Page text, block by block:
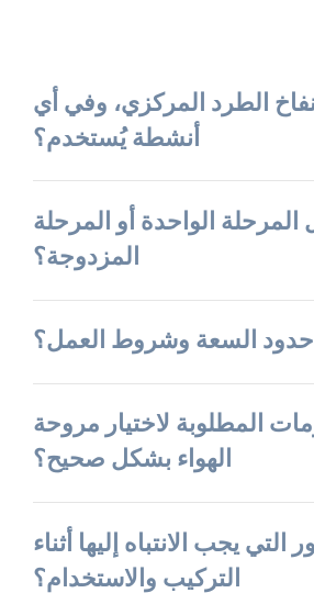
الطرد المركزي، وفي أي
أنشطة يُستخدم؟
الواحدة أو المرحلة
المزدوجة؟
السعة وشروط العمل؟
المطلوبة لاختيار مروحة
الهواء بشكل صحيح؟
التي يجب الانتباه إليها أثناء
التركيب والاستخدام؟